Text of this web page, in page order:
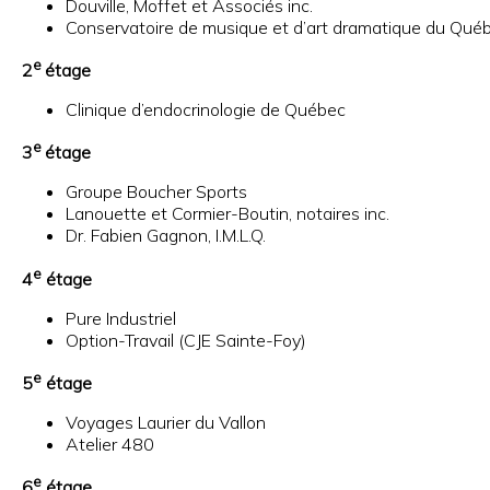
Douville, Moffet et Associés inc.
Conservatoire de musique et d’art dramatique du
2e étage
Clinique d’endocrinologie de Québec
3e étage
Groupe Boucher Sports
Lanouette et Cormier-Boutin, notaires inc.
Dr. Fabien Gagnon, I.M.L.Q.
4e étage
Pure Industriel
Option-Travail (CJE Sainte-Foy)
5e étage
Voyages Laurier du Vallon
Atelier 480
e